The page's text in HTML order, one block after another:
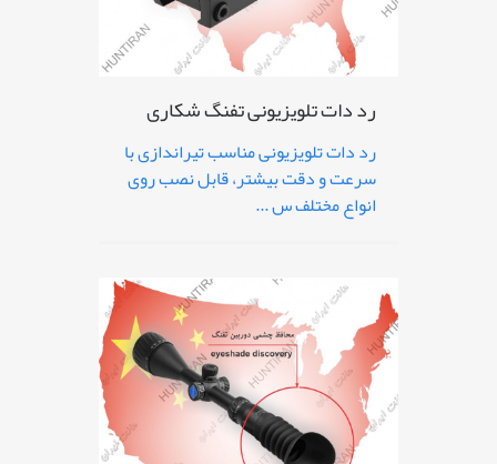
رد دات تلویزیونی تفنگ شکاری
رد دات تلویزیونی مناسب تیراندازی با
سرعت و دقت بیشتر، قابل نصب روی
انواع مختلف س ...